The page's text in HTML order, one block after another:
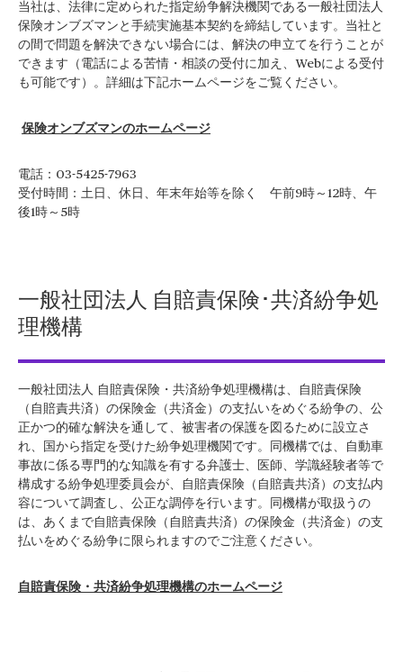
当社は、法律に定められた指定紛争解決機関である一般社団法人
保険オンブズマンと手続実施基本契約を締結しています。当社と
の間で問題を解決できない場合には、解決の申立てを行うことが
できます（電話による苦情・相談の受付に加え、Webによる受付
も可能です）。詳細は下記ホームページをご覧ください。
保険オンブズマンのホームページ
電話：03-5425-7963
受付時間：土日、休日、年末年始等を除く 午前9時～12時、午
後1時～5時
一般社団法人 自賠責保険･共済紛争処
理機構
一般社団法人 自賠責保険・共済紛争処理機構は、自賠責保険
（自賠責共済）の保険金（共済金）の支払いをめぐる紛争の、公
正かつ的確な解決を通して、被害者の保護を図るために設立さ
れ、国から指定を受けた紛争処理機関です。同機構では、自動車
事故に係る専門的な知識を有する弁護士、医師、学識経験者等で
構成する紛争処理委員会が、自賠責保険（自賠責共済）の支払内
容について調査し、公正な調停を行います。同機構が取扱うの
は、あくまで自賠責保険（自賠責共済）の保険金（共済金）の支
払いをめぐる紛争に限られますのでご注意ください。
自賠責保険・共済紛争処理機構のホームページ